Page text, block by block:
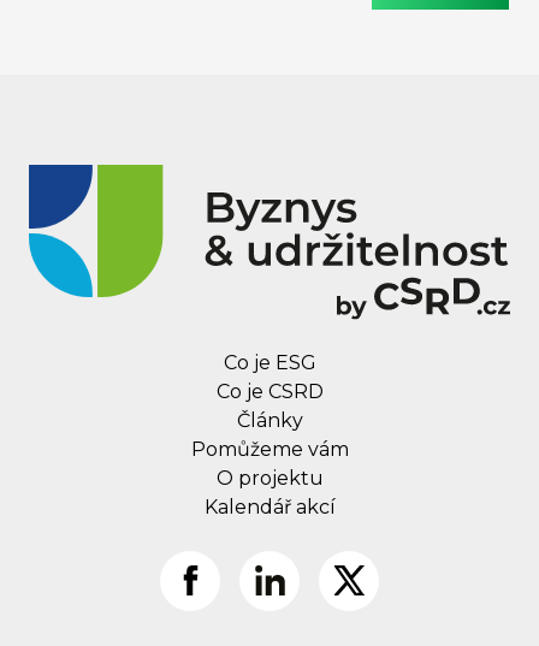
Co je ESG
Co je CSRD
Články
Pomůžeme vám
O projektu
Kalendář akcí